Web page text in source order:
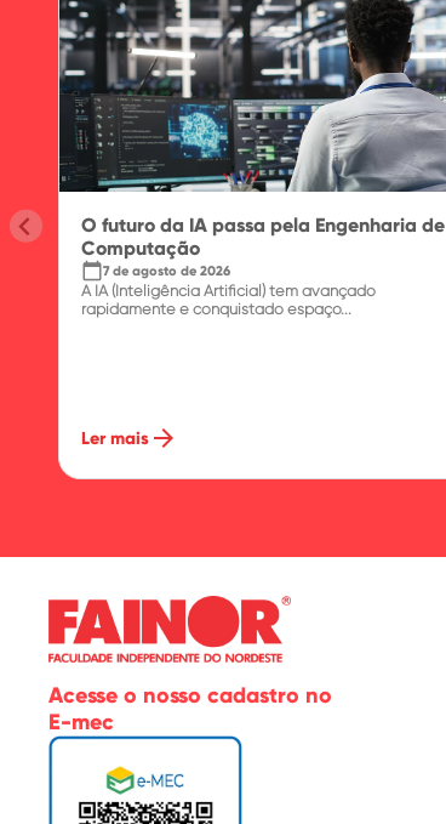
O futuro da IA passa pela Engenharia de
Computação
calendar_today7 de agosto de 2026
A IA (Inteligência Artificial) tem avançado
rapidamente e conquistado espaço...
Ler mais arrow_forward
Acesse o nosso cadastro no
E-mec